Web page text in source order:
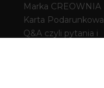
Marka CREOWNIA
Karta Podarunkowa
Q&A czyli pytania i